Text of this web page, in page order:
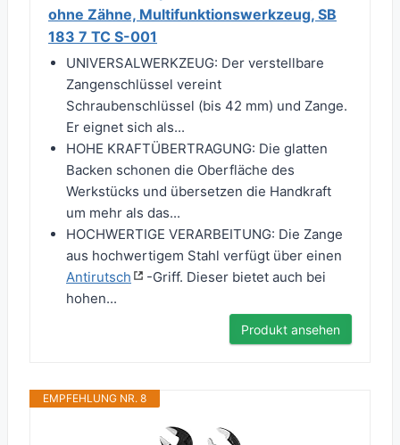
ohne Zähne, Multifunktionswerkzeug, SB
183 7 TC S-001
UNIVERSALWERKZEUG: Der verstellbare
Zangenschlüssel vereint
Schraubenschlüssel (bis 42 mm) und Zange.
Er eignet sich als...
HOHE KRAFTÜBERTRAGUNG: Die glatten
Backen schonen die Oberfläche des
Werkstücks und übersetzen die Handkraft
um mehr als das...
HOCHWERTIGE VERARBEITUNG: Die Zange
aus hochwertigem Stahl verfügt über einen
Antirutsch
-Griff. Dieser bietet auch bei
hohen...
Produkt ansehen
EMPFEHLUNG NR. 8